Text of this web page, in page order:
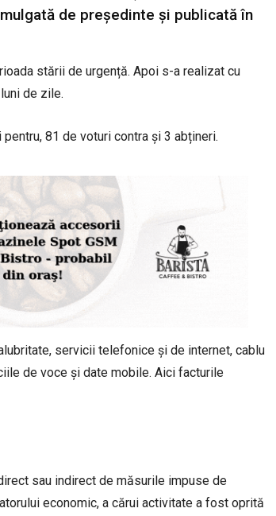
de președinte și publicată în
stării de urgență. Apoi s-a realizat cu
de zile.
81 de voturi contra și 3 abțineri.
servicii telefonice și de internet, cablu
de voce și date mobile. Aici facturile
sau indirect de măsurile impuse de
economic, a cărui activitate a fost oprită